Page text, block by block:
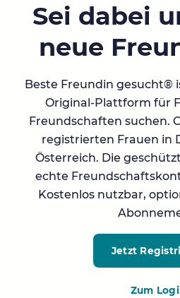
Sei dabei
neue
Beste Freundin gesucht®
Original-Plattform für
Freundschaften suchen.
registrierten Frauen in
Österreich. Die
echte
Kostenlos nutzbar,
Jetzt
Zum